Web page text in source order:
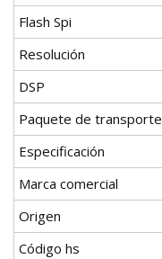
Flash Spi
Resolución
DSP
Paquete de transporte
Especificación
Marca comercial
Origen
Código hs